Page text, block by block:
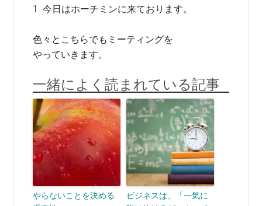
1. 今日はホーチミンに来ております。
色々とこちらでもミーティングを
やっていきます。
一緒によく読まれている記事
やらないことを決める
ビジネスは、「一気に